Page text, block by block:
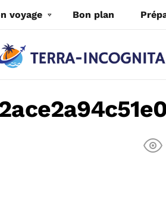
voyage Bon plan